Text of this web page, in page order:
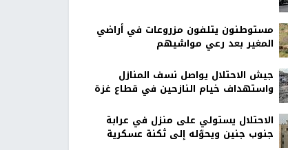
مستوطنون يتلفون مزروعات في أراضي
المغير بعد رعي مواشيهم
جيش الاحتلال يواصل نسف المنازل
واستهداف خيام النازحين في قطاع غزة
الاحتلال يستولي على منزل في عرابة
جنوب جنين ويحوّله إلى ثكنة عسكرية